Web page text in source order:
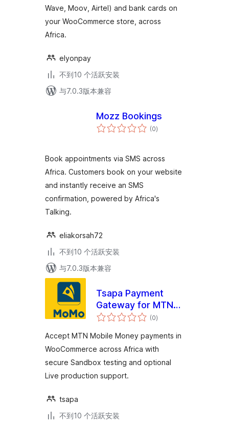
Wave, Moov, Airtel) and bank cards on
your WooCommerce store, across
Africa.
elyonpay
不到10 个活跃安装
与7.0.3版本兼容
Mozz Bookings
(0总
评)
Book appointments via SMS across
Africa. Customers book on your website
and instantly receive an SMS
confirmation, powered by Africa's
Talking.
eliakorsah72
不到10 个活跃安装
与7.0.3版本兼容
Tsapa Payment
Gateway for MTN
Mobile Money in
(0总
评)
Accept MTN Mobile Money payments in
WooCommerce across Africa with
secure Sandbox testing and optional
Live production support.
tsapa
不到10 个活跃安装